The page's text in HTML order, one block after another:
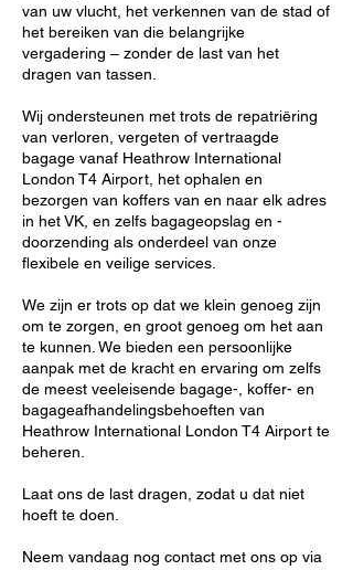
van uw vlucht, het verkennen van de stad of
het bereiken van die belangrijke
vergadering – zonder de last van het
dragen van tassen.
Wij ondersteunen met trots de repatriëring
van verloren, vergeten of vertraagde
bagage vanaf Heathrow International
London T4 Airport, het ophalen en
bezorgen van koffers van en naar elk adres
in het VK, en zelfs bagageopslag en -
doorzending als onderdeel van onze
flexibele en veilige services.
We zijn er trots op dat we klein genoeg zijn
om te zorgen, en groot genoeg om het aan
te kunnen. We bieden een persoonlijke
aanpak met de kracht en ervaring om zelfs
de meest veeleisende bagage-, koffer- en
bagageafhandelingsbehoeften van
Heathrow International London T4 Airport te
beheren.
Laat ons de last dragen, zodat u dat niet
hoeft te doen.
Neem vandaag nog contact met ons op via